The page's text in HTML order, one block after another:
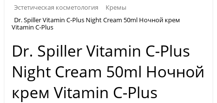
Эстетическая косметология
Кремы
Dr. Spiller Vitamin C-Plus Night Cream 50ml Ночной крем
Vitamin C-Plus
Dr. Spiller Vitamin C-Plus
Night Cream 50ml Ночной
крем Vitamin C-Plus